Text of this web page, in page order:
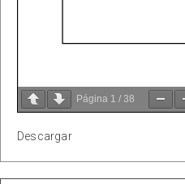
Página 1 / 38
Descargar